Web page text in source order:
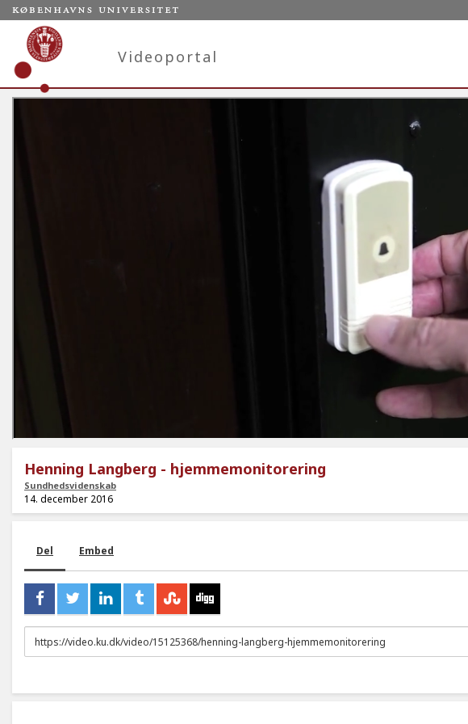
Videoportal
Henning Langberg - hjemmemonitorering
Sundhedsvidenskab
14. december 2016
Del Embed
URL
to